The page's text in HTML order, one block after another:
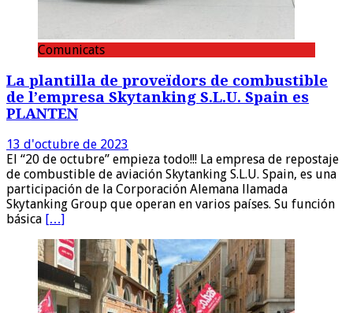
Comunicats
La plantilla de proveïdors de combustible
de l’empresa Skytanking S.L.U. Spain es
PLANTEN
13 d'octubre de 2023
El “20 de octubre” empieza todo!!! La empresa de repostaje
de combustible de aviación Skytanking S.L.U. Spain, es una
participación de la Corporación Alemana llamada
Skytanking Group que operan en varios países. Su función
básica […]